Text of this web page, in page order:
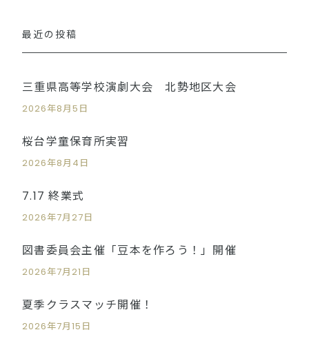
最近の投稿
三重県高等学校演劇大会 北勢地区大会
2026年8月5日
桜台学童保育所実習
2026年8月4日
7.17 終業式
2026年7月27日
図書委員会主催「豆本を作ろう！」開催
2026年7月21日
夏季クラスマッチ開催！
2026年7月15日